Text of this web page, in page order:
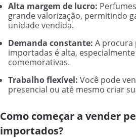
Alta margem de lucro:
grande valorização, permitindo
unidade vendida.
Demanda constante: A procura
importadas é alta,
comemorativas.
Trabalho flexível: Você pode
presencial ou até mesmo criar
Como começar a vender
importados?